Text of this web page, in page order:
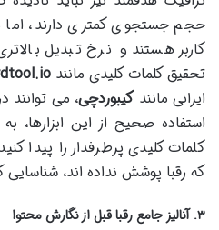
حجم جستجوی کمتری دارند، اما
کاربر هستند و نرخ تبدیل
تحقیق کلمات کلیدی مانند
ایرانی مانندکیبوردچی، می توانند
استفاده صحیح از این ابزارها،
کلمات کلیدی پرطرفدار را پیدا
که رقبا پوشش نداده اند، شناسایی
۳. آنالیز جامع رقبا قبل از نگارش محتوا